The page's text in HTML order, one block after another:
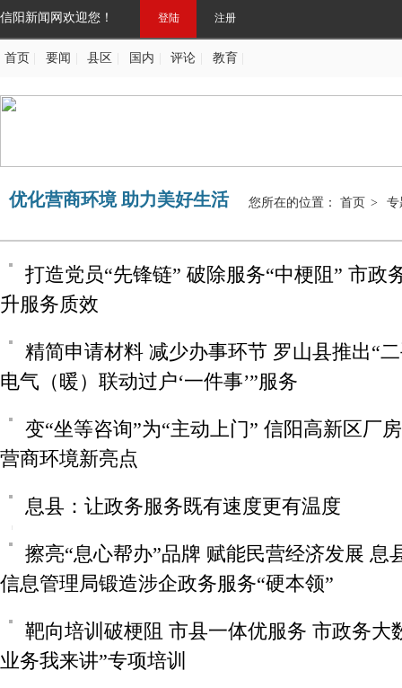
信阳新闻网欢迎您！ 登陆 注册
首页 要闻 县区 国内 评论 教育
优化营商环境 助力美好生活 您所在的位置： 首页 > 专
打造党员“先锋链” 破除服务“中梗阻” 市政
升服务质效
精简申请材料 减少办事环节 罗山县推出“
电气（暖）联动过户‘一件事’”服务
变“坐等咨询”为“主动上门” 信阳高新区厂
营商环境新亮点
息县：让政务服务既有速度更有温度
擦亮“息心帮办”品牌 赋能民营经济发展 息
信息管理局锻造涉企政务服务“硬本领”
靶向培训破梗阻 市县一体优服务 市政务大
业务我来讲”专项培训